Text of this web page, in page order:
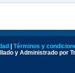
Términos y
y Administrado por